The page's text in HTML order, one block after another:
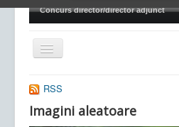
Concurs director/director adjunct
Comută
navigarea
RSS
Imagini aleatoare